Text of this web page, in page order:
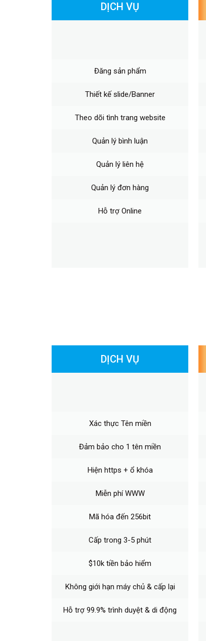
Tích hợp vận chuyển
Vipchat (gói trải nghiệm)
DỊCH VỤ
Đăng sản phẩm
Thiết kế slide/Banner
Theo dõi tình trang website
Quản lý bình luận
Quản lý liên hệ
Quản lý đơn hàng
Hỗ trợ Online
DỊCH VỤ
Xác thực Tên miền
Đảm bảo cho 1 tên miền
Hiện https + ổ khóa
Miễn phí WWW
Mã hóa đến 256bit
Cấp trong 3-5 phút
$10k tiền bảo hiểm
Không giới hạn máy chủ & cấp lại
Hỗ trợ 99.9% trình duyệt & di động